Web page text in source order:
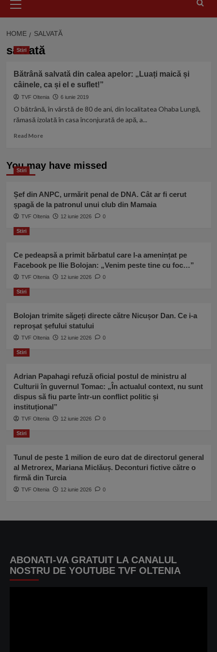
Menu
HOME SALVATĂ
salvată
Stiri
Bătrână salvată din calea apelor: „Luați maică și
câinele, ca și el e suflet!”
TVF Oltenia 6 iunie 2019
O bătrână, în vârstă de 80 de ani, din localitatea Ohaba Lungă,
rămasă izolată în casa înconjurată de apă, a...
Read MoreRead
Bătrână
salvată
apelor:
„Luați
maică
și
el
suflet!”
You may have missed
Stiri
Șef din ANPC, urmărit penal de DNA. Cât ar fi cerut
șpagă de la patronul unui club din Mamaia
TVF Oltenia 12 iunie 2026 0
Stiri
Ce pedeapsă a primit bărbatul care l-a amenințat pe
Facebook pe Ilie Bolojan: „Venim peste tine cu foc…”
TVF Oltenia 12 iunie 2026 0
Stiri
Bolojan trimite săgeți directe către Nicușor Dan. Ce i-a
reproșat șefului statului
TVF Oltenia 12 iunie 2026 0
Stiri
Adrian Papahagi refuză oficial postul de ministru al
Culturii în guvernul Tomac: „În actualul context, nu sunt
dispus să fiu parte într-un conflict politic și
instituțional”
TVF Oltenia 12 iunie 2026 0
Stiri
Tunul de peste 1 milion de euro dat de directorul general
al Metrorex, Mariana Miclăuș. Deconturi fictive către o
firmă din Turcia
TVF Oltenia 12 iunie 2026 0
ABONATI-VA GRATUIT LA CANALUL
NOSTRU DE YOUTUBE TVF OLTENIA